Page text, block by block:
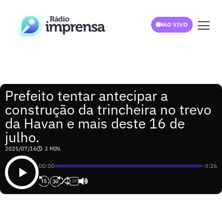
AO VIVO
Prefeito tentar antecipar a
construção da trincheira no trevo
da Havan e mais deste 16 de
julho.
2025/07/16 3 MIN.
00:00 -3:26
1X